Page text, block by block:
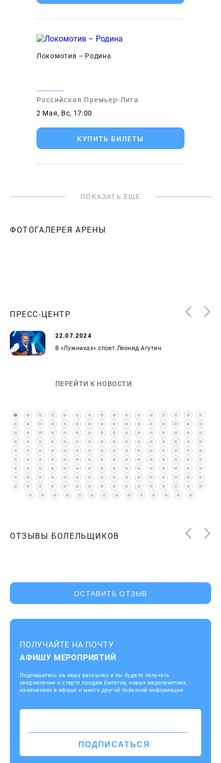
Локомотив – Родина
Российская Премьер-Лига
2 Мая, Вс, 17:00
КУПИТЬ БИЛЕТЫ
ПОКАЗАТЬ ЕЩЕ
ФОТОГАЛЕРЕЯ АРЕНЫ
ПРЕСС-ЦЕНТР
22.07.2024
В «Лужниках» споет Леонид Агутин
ПЕРЕЙТИ К НОВОСТИ
ОТЗЫВЫ БОЛЕЛЬЩИКОВ
ОСТАВИТЬ ОТЗЫВ
ПОЛУЧАЙТЕ НА ПОЧТУ
АФИШУ МЕРОПРИЯТИЙ
Подпишитесь на нашу рассылку и вы будете получать
уведомления о старте продаж билетов, новых мероприятиях,
изменениях в афише и много другой полезной информации
ПОДПИСАТЬСЯ